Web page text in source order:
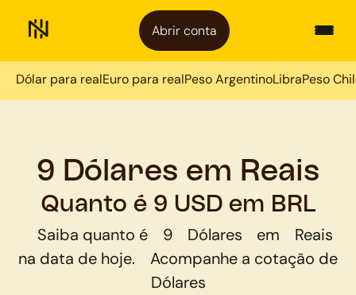
Abrir conta
Dólar para realEuro para realPeso ArgentinoLibraPeso
9 Dólares em Reais
Quanto é 9 USD em BRL
Saiba quanto é 9 Dólares em
Reais
na data de hoje.
Acompanhe a cotação de
Dólares